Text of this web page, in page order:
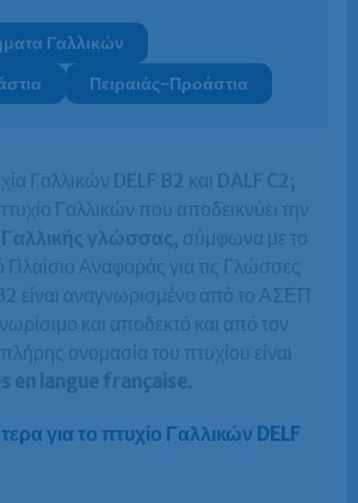
Γαλλικών
Πειραιάς-Προάστια
Γαλλικών DELF B2 και DALF C2;
πτυχίο Γαλλικών που αποδεικνύει την
γλώσσας , σύμφωνα με το
Αναφοράς για τις Γλώσσες
είναι αναγνωρισμένο από το ΑΣΕΠ
και αποδεκτό και από τον
ονομασία του πτυχίου είναι
en langue française.
για το πτυχίο Γαλλικών DELF